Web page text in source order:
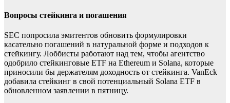
Вопросы стейкинга и погашения
SEC попросила эмитентов обновить формулировки
касательно погашений в натуральной форме и подходов к
стейкингу. Лоббисты работают над тем, чтобы агентство
одобрило стейкинговые ETF на Ethereum и Solana, которые
приносили бы держателям доходность от стейкинга. VanEck
добавила стейкинг в свой потенциальный Solana ETF в
обновленном заявлении в пятницу.